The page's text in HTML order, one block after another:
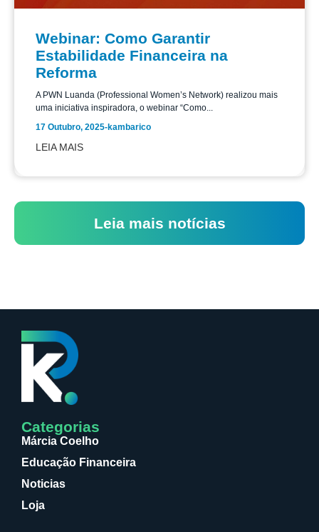
Webinar: Como Garantir
Estabilidade Financeira na
Reforma
A PWN Luanda (Professional Women’s Network) realizou mais
uma iniciativa inspiradora, o webinar “Como...
17 Outubro, 2025-kambarico
LEIA MAIS
Leia mais notícias
Categorias
Márcia Coelho
Educação Financeira
Noticias
Loja